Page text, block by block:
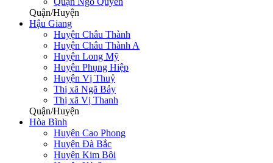
Quận/Huyện
Hậu Giang
Huyện Châu Thành
Huyện Châu Thành A
Huyện Long Mỹ
Huyện Phụng Hiệp
Huyện Vị Thuỷ
Thị xã Ngã Bảy
Thị xã Vị Thanh
Quận/Huyện
Hòa Bình
Huyện Cao Phong
Huyện Đà Bắc
Huyện Kim Bôi